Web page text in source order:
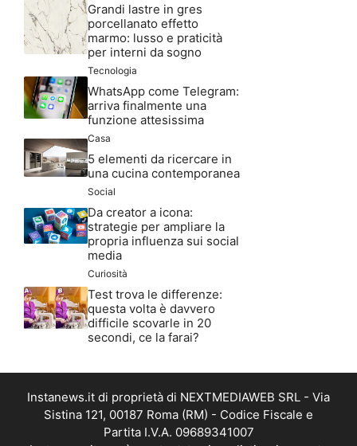
Grandi lastre in gres
porcellanato effetto
marmo: lusso e praticità
per interni da sogno
Tecnologia
WhatsApp come Telegram:
arriva finalmente una
funzione attesissima
Casa
5 elementi da ricercare in
una cucina contemporanea
Social
Da creator a icona:
strategie per ampliare la
propria influenza sui social
media
Curiosità
Test trova le differenze:
questa volta è davvero
difficile scovarle in 20
secondi, ce la farai?
Instanews.it di proprietà di NEXTMEDIAWEB SRL - Via
Sistina 121, 00187 Roma (RM) - Codice Fiscale e
Partita I.V.A. 09689341007